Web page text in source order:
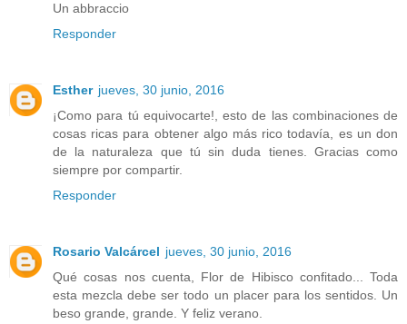
Un abbraccio
Responder
Esther jueves, 30 junio, 2016
¡Como para tú equivocarte!, esto de las combinaciones de
cosas ricas para obtener algo más rico todavía, es un don
de la naturaleza que tú sin duda tienes. Gracias como
siempre por compartir.
Responder
Rosario Valcárcel jueves, 30 junio, 2016
Qué cosas nos cuenta, Flor de Hibisco confitado... Toda
esta mezcla debe ser todo un placer para los sentidos. Un
beso grande, grande. Y feliz verano.